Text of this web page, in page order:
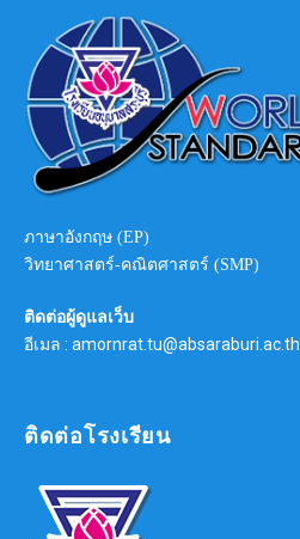
ภาษาอังกฤษ (EP)
วิทยาศาสตร์-คณิตศาสตร์ (SMP)
ติดต่อผู้ดูแลเว็บ
อีเมล : amornrat.tu@absaraburi.ac.th
ติดต่อโรงเรียน